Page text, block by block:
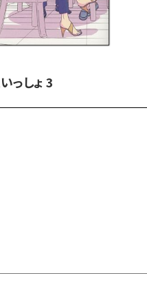
っしょ 3